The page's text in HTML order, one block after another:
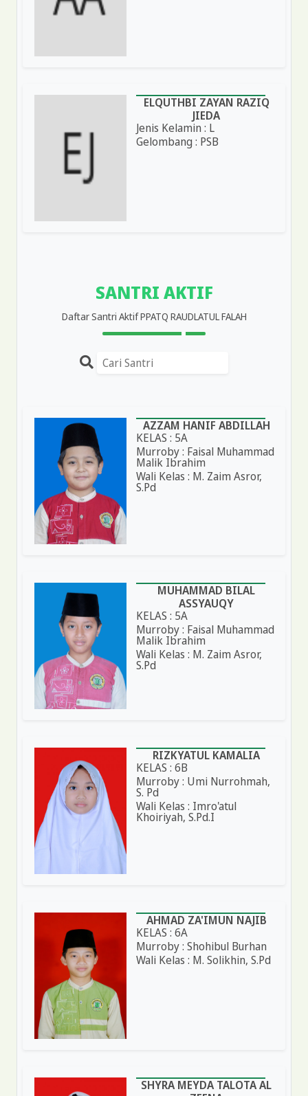
ELQUTHBI ZAYAN RAZIQ
JIEDA
Jenis Kelamin : L
Gelombang : PSB
SANTRI AKTIF
Daftar Santri Aktif PPATQ RAUDLATUL FALAH
AZZAM HANIF ABDILLAH
KELAS : 5A
Murroby : Faisal Muhammad
Malik Ibrahim
Wali Kelas : M. Zaim Asror,
S.Pd
MUHAMMAD BILAL
ASSYAUQY
KELAS : 5A
Murroby : Faisal Muhammad
Malik Ibrahim
Wali Kelas : M. Zaim Asror,
S.Pd
RIZKYATUL KAMALIA
KELAS : 6B
Murroby : Umi Nurrohmah,
S. Pd
Wali Kelas : Imro'atul
Khoiriyah, S.Pd.I
AHMAD ZA'IMUN NAJIB
KELAS : 6A
Murroby : Shohibul Burhan
Wali Kelas : M. Solikhin, S.Pd
SHYRA MEYDA TALOTA AL